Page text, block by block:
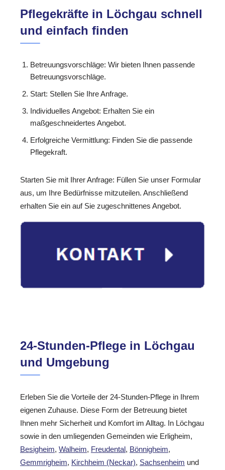
Pflegekräfte in Löchgau schnell
und einfach finden
Betreuungsvorschläge: Wir bieten Ihnen passende
Betreuungsvorschläge.
Start: Stellen Sie Ihre Anfrage.
Individuelles Angebot: Erhalten Sie ein
maßgeschneidertes Angebot.
Erfolgreiche Vermittlung: Finden Sie die passende
Pflegekraft.
Starten Sie mit Ihrer Anfrage: Füllen Sie unser Formular
aus, um Ihre Bedürfnisse mitzuteilen. Anschließend
erhalten Sie ein auf Sie zugeschnittenes Angebot.
24-Stunden-Pflege in Löchgau
und Umgebung
Erleben Sie die Vorteile der 24-Stunden-Pflege in Ihrem
eigenen Zuhause. Diese Form der Betreuung bietet
Ihnen mehr Sicherheit und Komfort im Alltag. In Löchgau
sowie in den umliegenden Gemeinden wie Erligheim,
Besigheim, Walheim, Freudental, Bönnigheim,
Gemmrigheim, Kirchheim (Neckar), Sachsenheim und